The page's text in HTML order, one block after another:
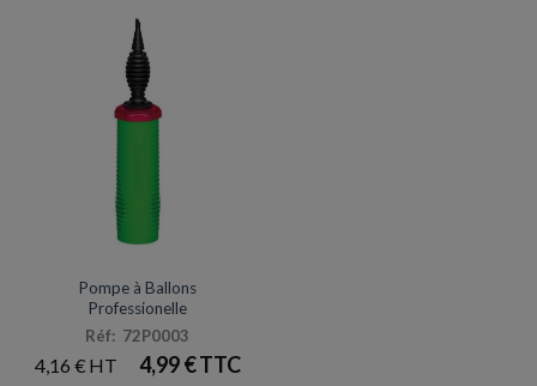
Pompe à Ballons
Professionelle
Réf: 72P0003
4,16 € 4,99€